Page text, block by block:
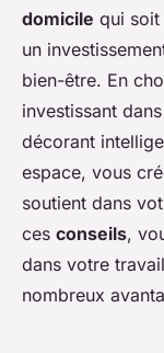
domicile qui
un
bien-être. En
investissant
décorant
espace, vous
soutient dans
ces conseils,
dans votre
nombreux